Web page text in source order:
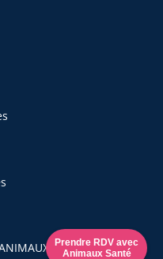
Prendre RDV avec
Animaux Santé
SANTÉ